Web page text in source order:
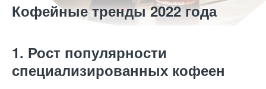
Кофейные тренды 2022 года
1. Рост популярности
специализированных кофеен